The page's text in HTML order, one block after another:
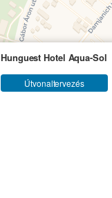
Hunguest Hotel Aqua-Sol
Útvonaltervezés